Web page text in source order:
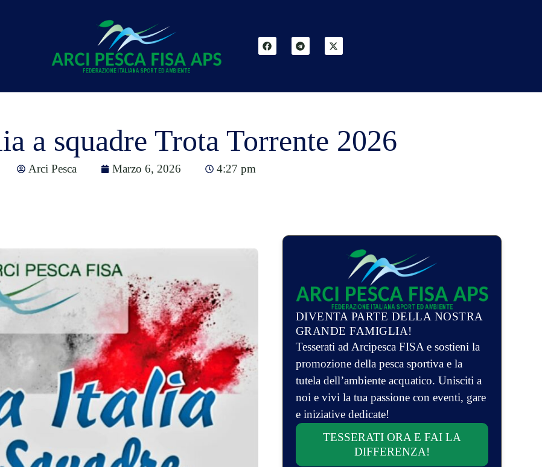
a squadre Trota Torrente 2026
Arci Pesca Marzo 6, 2026 4:27 pm
DIVENTA PARTE DELLA NOSTRA
GRANDE FAMIGLIA!
Tesserati ad Arcipesca FISA e sostieni la
promozione della pesca sportiva e la
tutela dell’ambiente acquatico. Unisciti a
noi e vivi la tua passione con eventi, gare
e iniziative dedicate!
TESSERATI ORA E FAI LA
DIFFERENZA!